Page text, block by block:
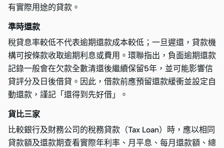
有實際用途的貸款。
準時還款
稅貸息率較低不代表逾期還款成本較低；一旦遲還，貸款機
構可按條款收取逾期利息或費用。環聯指出，負面逾期還款
記錄一般會在欠款全數清還後繼續保留5年，並可能影響信
貸評分及日後借貸。因此，借款前應預留還款緩衝並設定自
動還款，謹記「還得到先好借」。
貨比三家
比較銀行及財務公司的稅務貸款（Tax Loan）時，應以相同
貸款額及還款期查看實際年利率、月平息、每月還款額、總